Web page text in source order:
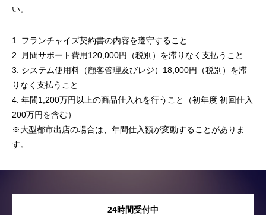
い。
1. フランチャイズ契約書の内容を遵守すること
2. 月間サポート費用120,000円（税別）を滞りなく支払うこと
3. システム使用料（顧客管理及びレジ）18,000円（税別）を滞
りなく支払うこと
4. 年間1,200万円以上の商品仕入れを行うこと（初年度 初回仕入
200万円を含む）
※大型都市出店の場合は、年間仕入額が変動することがありま
す。
24時間受付中